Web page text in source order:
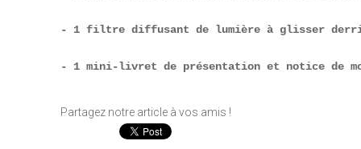
- 1 filtre diffusant de lumière à glisser
- 1 mini-livret de présentation et notice de
Partagez notre article à vos amis !